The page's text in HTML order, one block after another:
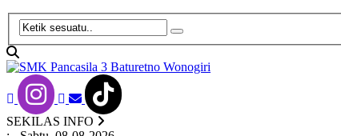
SEKILAS INFO